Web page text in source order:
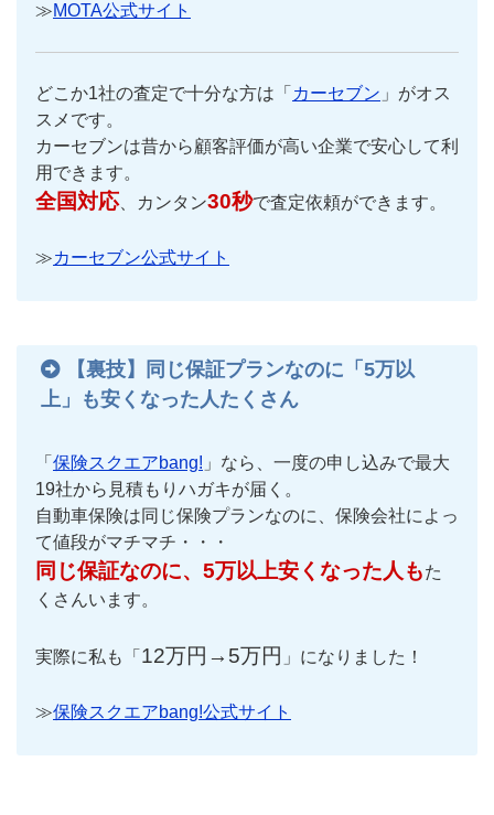
≫MOTA公式サイト
どこか1社の査定で十分な方は「 カーセブン 」がオス
スメです。
カーセブンは昔から顧客評価が高い企業で安心して利
用できます。
全国対応、カンタン30秒で査定依頼ができます。
≫カーセブン公式サイト
【裏技】同じ保証プランなのに「5万以
上」も安くなった人たくさん
「 保険スクエアbang! 」なら、一度の申し込みで最大
19社から見積もりハガキが届く。
自動車保険は同じ保険プランなのに、保険会社によっ
て値段がマチマチ・・・
同じ保証なのに、5万以上安くなった人もた
くさんいます。
実際に私も「 12万円→5万円 」になりました！
≫保険スクエアbang!公式サイト